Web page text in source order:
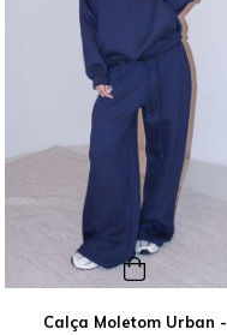
Calça Moletom Urban -